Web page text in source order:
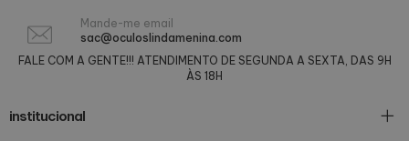
Mande-me email
sac@oculoslindamenina.com
FALE COM A GENTE!!! ATENDIMENTO DE SEGUNDA A SEXTA, DAS 9H
ÀS 18H
institucional